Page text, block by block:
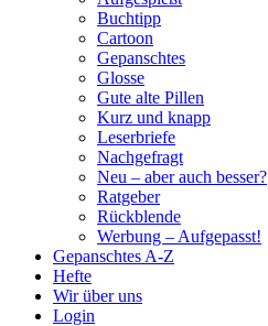
Buchtipp
Cartoon
Gepanschtes
Glosse
Gute alte Pillen
Kurz und knapp
Leserbriefe
Nachgefragt
Neu – aber auch besser?
Ratgeber
Rückblende
Werbung – Aufgepasst!
Gepanschtes A-Z
Hefte
Wir über uns
Login